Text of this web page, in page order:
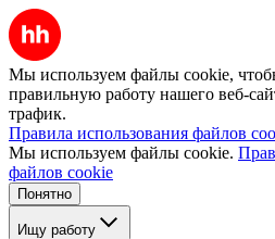
Мы используем файлы cookie,
правильную работу нашего веб-
трафик.
Правила использования файлов
Мы используем файлы cookie.
файлов cookie
Понятно
Ищу работу